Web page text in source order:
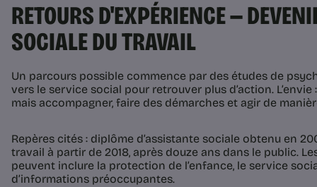
RETOURS D'EXPÉRIENCE —
SOCIALE DU TRAVAIL
Un parcours possible commence par des études de
vers le service social pour retrouver plus d’action.
mais accompagner, faire des démarches et agir de
Repères cités : diplôme d’assistante sociale obtenu en
travail à partir de 2018, après douze ans dans le public.
peuvent inclure la protection de l’enfance, le service
d’informations préoccupantes.